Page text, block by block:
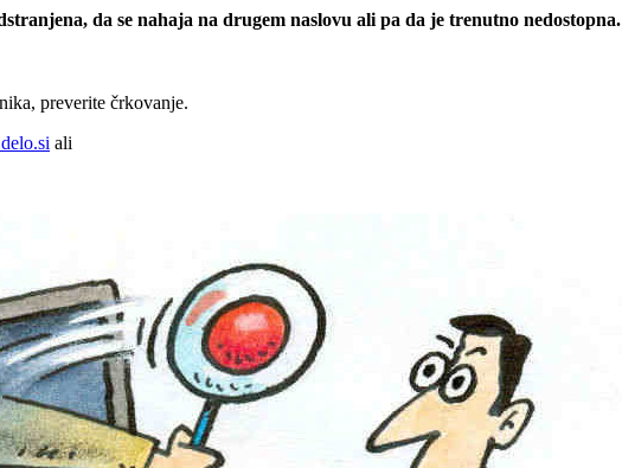
da se nahaja na drugem naslovu ali pa da je trenutno nedostopna.
preverite črkovanje.
ali